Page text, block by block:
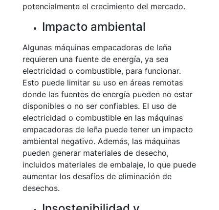
potencialmente el crecimiento del mercado.
Impacto ambiental
Algunas máquinas empacadoras de leña
requieren una fuente de energía, ya sea
electricidad o combustible, para funcionar.
Esto puede limitar su uso en áreas remotas
donde las fuentes de energía pueden no estar
disponibles o no ser confiables. El uso de
electricidad o combustible en las máquinas
empacadoras de leña puede tener un impacto
ambiental negativo. Además, las máquinas
pueden generar materiales de desecho,
incluidos materiales de embalaje, lo que puede
aumentar los desafíos de eliminación de
desechos.